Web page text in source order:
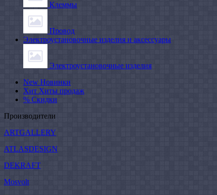
Клеммы
Провод
Электроустановочные изделия и аксессуары
Электроустановочные изделия
New Новинки
Хит Хиты продаж
% Скидки
Производители
ARTGALLERY
ATLASDESIGN
DEKRAFT
Mosvolt